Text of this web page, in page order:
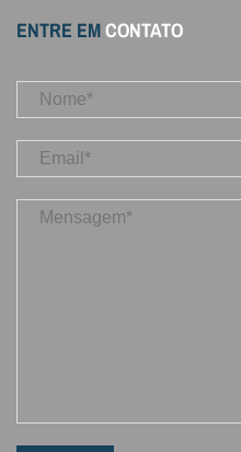
ENTRE EMCONTATO